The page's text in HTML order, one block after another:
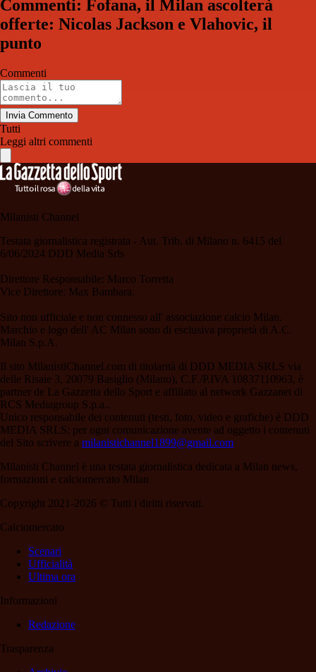
Commenti: Fofana, il Milan ascolterà
offerte: Nicolas Jackson e Vlahovic, il
punto
Commenti
Invia Commento
Tutti
Leggi altri commenti
Milanisti Channel
Testata giornalistica registrata - Aut. Trib. di Milano n. 6415 del
6/06/2024 DDD Media Srls
Direttore Responsabile: Marco Torretta
Vice Direttore: Max Bambara.
Sito non ufficiale e non connesso all' associazione calcio Milan.
Marchio e logo dell' AC Milan sono di esclusiva proprietà di A.C.
Milan S.p.A.
Il sito MilanistiChannel.com di titolarità di DDD MEDIA SRLS via
delle Risaie 3, 20079 Basiglio (Milano), C.F./P.IVA 10837110963, è
partner de La Gazzetta dello Sport e affiliato al network Gazzanet di
RCS Mediagroup S.p.a..
Unico responsabile dei contenuti (testi, foto, video e grafiche) è DDD
MEDIA SRLS; per ogni comunicazione avente ad oggetto i contenuti
del Sito scrivere a milanistichannel1899@gmail.com
Milanisti Channel è una testata giornalistica dedicata a Milan news,
formazioni e calciomercato Milan
Copyright 2021-2026 © Tutti i diritti riservati.
Calciomercato
Scenari
Ufficialità
Ultima ora
Informazioni
Redazione
Trasparenza